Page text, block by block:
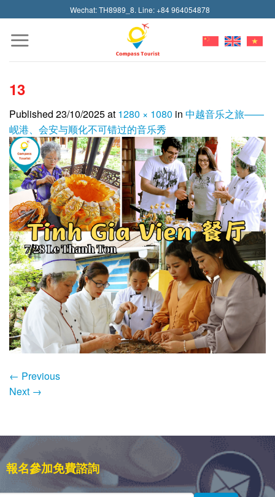
to
content
Wechat: TH8989_8. Line: +84 964054878
13
Published 23/10/2025at 1280 × 1080 in 中越音乐之旅——
岘港、会安与顺化不可错过的音乐秀
← Previous
Next →
報名參加免費諮詢